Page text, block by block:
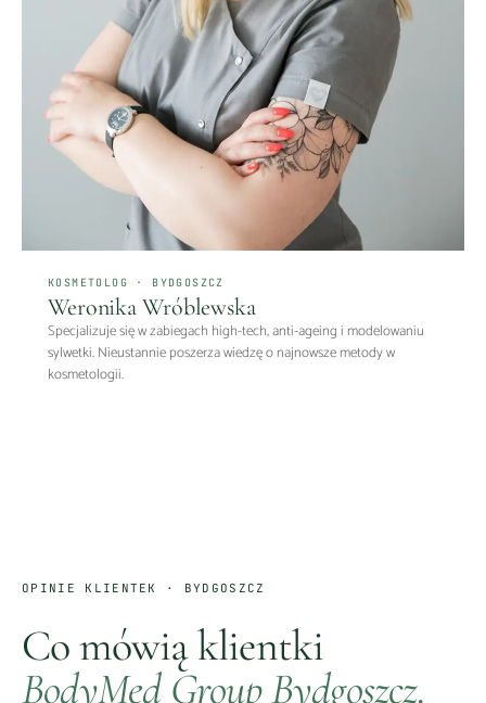
KOSMETOLOG · BYDGOSZCZ
Weronika Wróblewska
Specjalizuje się w zabiegach high-tech, anti-ageing i modelowaniu
sylwetki. Nieustannie poszerza wiedzę o najnowsze metody w
kosmetologii.
OPINIE KLIENTEK · BYDGOSZCZ
Co mówią klientki
BodyMed GroupBydgoszcz.